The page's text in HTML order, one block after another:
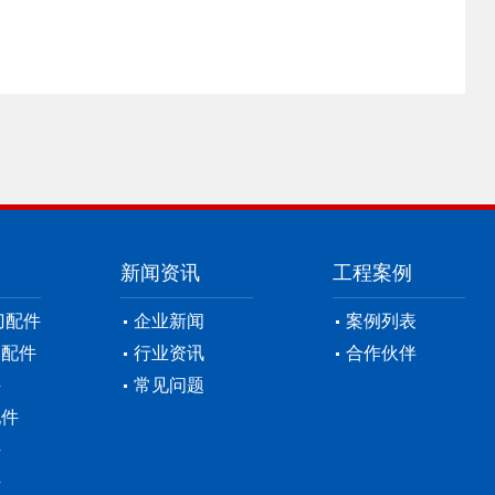
配件
件
新闻资讯
企业新闻
行业资讯
常见问题
工程案例
案例列表
合作伙伴